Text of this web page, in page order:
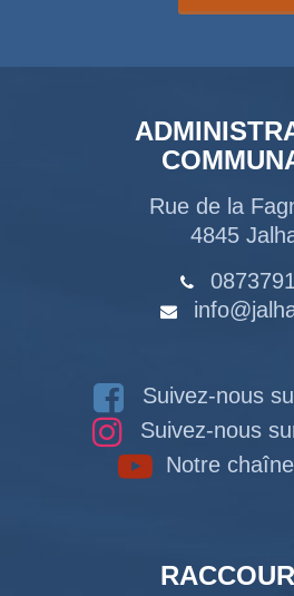
Rue de la
4845
Suivez-nous
Suivez-nous
Notre